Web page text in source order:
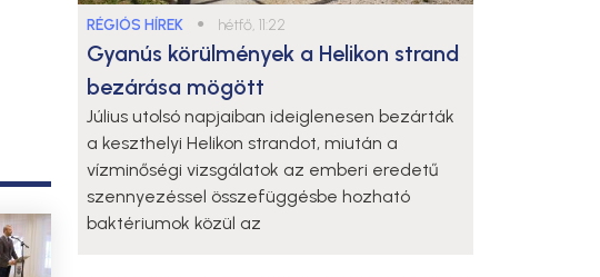
RÉGIÓS HÍREK ● hétfő, 11:22
Gyanús körülmények a Helikon strand
bezárása mögött
Július utolsó napjaiban ideiglenesen bezárták
a keszthelyi Helikon strandot, miután a
vízminőségi vizsgálatok az emberi eredetű
szennyezéssel összefüggésbe hozható
baktériumok közül az